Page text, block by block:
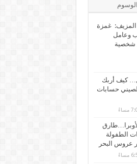
الوسوم
المزيف: غمزة
وعامل
شخصية
كيف أربك
حسابات
الطفولة
عروس البحر